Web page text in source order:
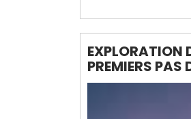
EXPLORATION
PREMIERS PAS